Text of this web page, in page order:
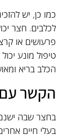
כמו כן, יש
לכלבים. חצר
פרעושים או
טיפול מונע
הכלב בריא
הקשר
בחצר שבה
בעלי חיים